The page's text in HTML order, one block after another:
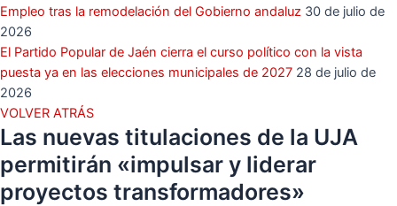
Empleo tras la remodelación del Gobierno andaluz 30 de julio de
2026
El Partido Popular de Jaén cierra el curso político con la vista
puesta ya en las elecciones municipales de 2027 28 de julio de
2026
VOLVER ATRÁS
Las nuevas titulaciones de la UJA
permitirán «impulsar y liderar
proyectos transformadores»